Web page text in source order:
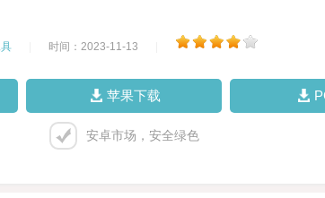
时间：2023-11-13
苹果下载
安卓市场，安全绿色